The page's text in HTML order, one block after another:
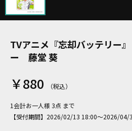
TVアニメ『忘却バッテリー
ー 藤堂 葵
￥880
1会計お一人様 3点 まで
【受付期間】2026/02/13 18:00～2026/04/